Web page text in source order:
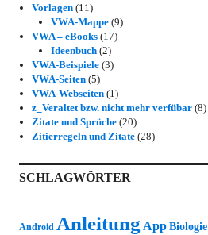
Vorlagen (11)
VWA-Mappe (9)
VWA – eBooks (17)
Ideenbuch (2)
VWA-Beispiele (3)
VWA-Seiten (5)
VWA-Webseiten (1)
z_Veraltet bzw. nicht mehr verfübar (8)
Zitate und Sprüche (20)
Zitierregeln und Zitate (28)
SCHLAGWÖRTER
Android Anleitung AppBiologie